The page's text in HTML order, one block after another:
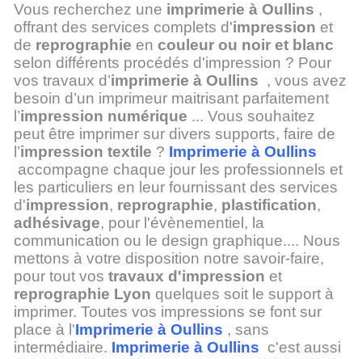
Vous recherchez une imprimerie à Oullins ,
offrant des services complets d'impression et
de reprographie encouleur ou noir et blanc
selon différents procédés d'impression ? Pour
vos travaux d’imprimerie à Oullins , vous avez
besoin d’un imprimeur maitrisant parfaitement
l’impression numérique ... Vous souhaitez
peut être imprimer sur divers supports, faire de
l’impression textile ? Imprimerie à Oullins
accompagne chaque jour les professionnels et
les particuliers en leur fournissant des services
d'impression, reprographie, plastification,
adhésivage, pour l'évènementiel, la
communication ou le design graphique.... Nous
mettons à votre disposition notre savoir-faire,
pour tout vostravaux d'impression et
reprographie Lyon quelques soit le support à
imprimer. Toutes vos impressions se font sur
place à l'Imprimerie à Oullins , sans
intermédiaire. Imprimerie à Oullins c'est aussi